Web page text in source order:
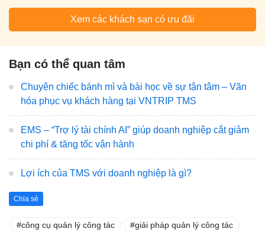
Xem các khách sạn có ưu đãi
Bạn có thể quan tâm
Chuyện chiếc bánh mì và bài học về sự tận tâm – Văn
hóa phục vụ khách hàng tại VNTRIP TMS
EMS – “Trợ lý tài chính AI” giúp doanh nghiệp cắt giảm
chi phí & tăng tốc vận hành
Lợi ích của TMS với doanh nghiệp là gì?
Chia sẻ
công cụ quản lý công tác giải pháp quản lý công tác